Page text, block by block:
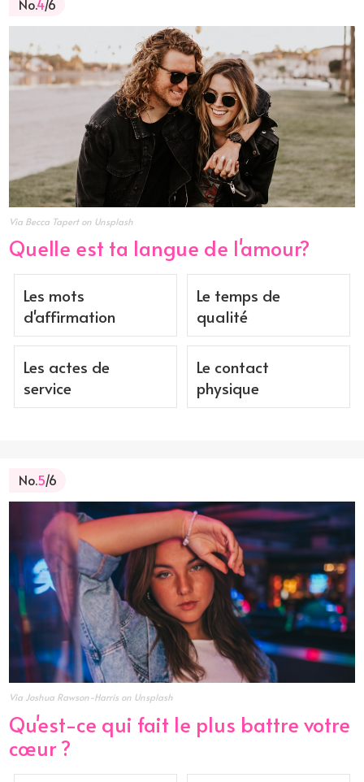
No.4/6
Via Becca Tapert on Unsplash
Quelle est ta langue de l'amour?
Les mots
d'affirmation
Le temps de
qualité
Les actes de
service
Le contact
physique
No.5/6
Via Joshua Rawson-Harris on Unsplash
Qu'est-ce qui fait le plus battre votre
cœur ?